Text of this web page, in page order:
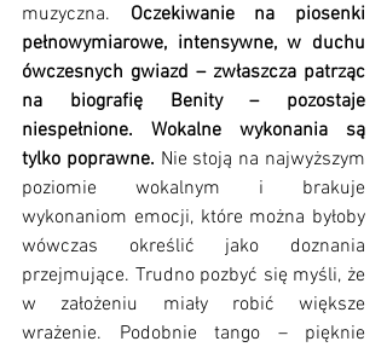
muzyczna. Oczekiwanie na piosenki
pełnowymiarowe, intensywne, w duchu
ówczesnych gwiazd – zwłaszcza patrząc
na biografię Benity – pozostaje
niespełnione. Wokalne wykonania są
tylko poprawne. Nie stoją na najwyższym
poziomie wokalnym i brakuje
wykonaniom emocji, które można byłoby
wówczas określić jako doznania
przejmujące. Trudno pozbyć się myśli, że
w założeniu miały robić większe
wrażenie. Podobnie tango – pięknie